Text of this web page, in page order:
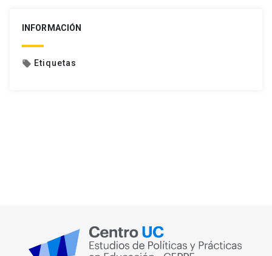
INFORMACIÓN
local_offer Etiquetas